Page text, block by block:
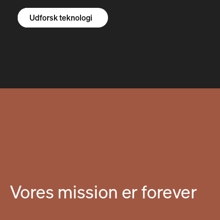
Udforsk R1S
Udforsk R1T
Udforsk varevogne
Udforsk teknologi
Vores mission er forever